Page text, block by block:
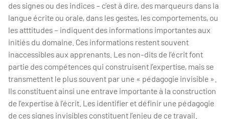
des signes ou des indices – c’est à dire, des marqueurs dans la
langue écrite ou orale, dans les gestes, les comportements, ou
les atttitudes – indiquent des informations importantes aux
initiés du domaine. Ces informations restent souvent
inaccessibles aux apprenants. Les non-dits de l’écrit font
partie des compétences qui construisent l’expertise, mais se
transmettent le plus souvent par une « pédagogie invisible ».
Ils constituent ainsi une entrave importante à la construction
de l’expertise à l’écrit. Les identifier et définir une pédagogie
de ces signes invisibles constituent l’enjeu de ce travail.